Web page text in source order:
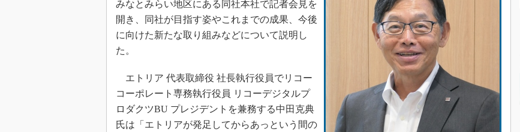
みなとみらい地区にある同社本社で記者会見を
開き、同社が目指す姿やこれまでの成果、今後
に向けた新たな取り組みなどについて説明し
た。
エトリア 代表取締役 社長執行役員でリコー
コーポレート専務執行役員 リコーデジタルプ
ロダクツBU プレジデントを兼務する中田克典
氏は「エトリアが発足してからあっという間の